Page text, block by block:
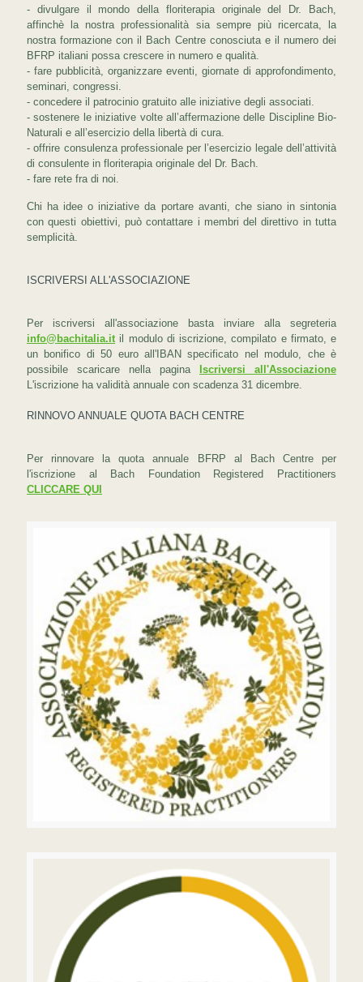
- divulgare il mondo della floriterapia originale del Dr. Bach,
affinchè la nostra professionalità sia sempre più ricercata, la
nostra formazione con il Bach Centre conosciuta e il numero dei
BFRP italiani possa crescere in numero e qualità.
- fare pubblicità, organizzare eventi, giornate di approfondimento,
seminari, congressi.
- concedere il patrocinio gratuito alle iniziative degli associati.
- sostenere le iniziative volte all’affermazione delle Discipline Bio-
Naturali e all’esercizio della libertà di cura.
- offrire consulenza professionale per l’esercizio legale dell’attività
di consulente in floriterapia originale del Dr. Bach.
- fare rete fra di noi.
Chi ha idee o iniziative da portare avanti, che siano in sintonia
con questi obiettivi, può contattare i membri del direttivo in tutta
semplicità.
ISCRIVERSI ALL'ASSOCIAZIONE
Per iscriversi all'associazione basta inviare alla segreteria
info@bachitalia.itil modulo di iscrizione, compilato e firmato, e
un bonifico di 50 euro all'IBAN specificato nel modulo, che è
possibile scaricare nella pagina
Iscriversi all'Associazione
L'iscrizione ha validità annuale con scadenza 31 dicembre.
RINNOVO ANNUALE QUOTA BACH CENTRE
Per rinnovare la quota annuale BFRP al Bach Centre per
l'iscrizione al Bach Foundation Registered Practitioners
CLICCARE QUI